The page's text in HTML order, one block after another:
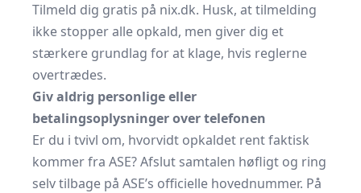
Tilmeld dig gratis på nix.dk. Husk, at tilmelding
ikke stopper alle opkald, men giver dig et
stærkere grundlag for at klage, hvis reglerne
overtrædes.
Giv aldrig personlige eller
betalingsoplysninger over telefonen
Er du i tvivl om, hvorvidt opkaldet rent faktisk
kommer fra ASE? Afslut samtalen høfligt og ring
selv tilbage på ASE’s officielle hovednummer. På